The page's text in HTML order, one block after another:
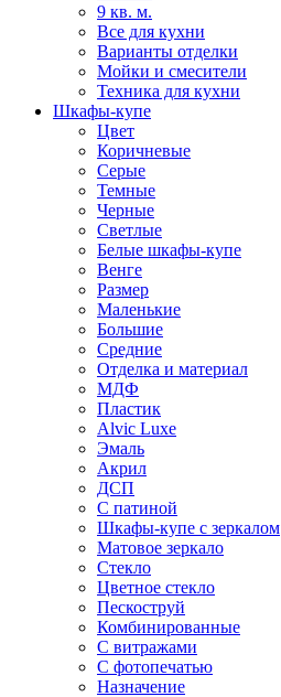
9 кв. м.
Все для кухни
Варианты отделки
Мойки и смесители
Техника для кухни
Шкафы-купе
Цвет
Коричневые
Серые
Темные
Черные
Светлые
Белые шкафы-купе
Венге
Размер
Маленькие
Большие
Средние
Отделка и материал
МДФ
Пластик
Alvic Luxe
Эмаль
Акрил
ДСП
С патиной
Шкафы-купе с зеркалом
Матовое зеркало
Стекло
Цветное стекло
Пескоструй
Комбинированные
С витражами
С фотопечатью
Назначение